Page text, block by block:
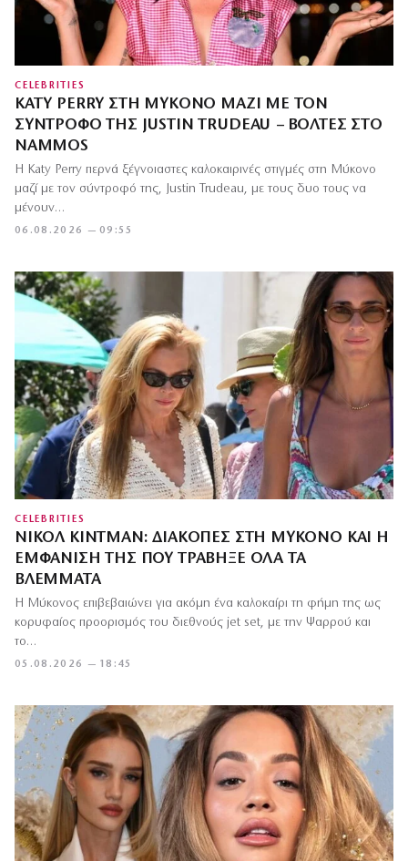
CELEBRITIES
KATY PERRY ΣΤΗ ΜΎΚΟΝΟ ΜΑΖΊ ΜΕ ΤΟΝ
ΣΎΝΤΡΟΦΌ ΤΗΣ JUSTIN TRUDEAU – ΒΌΛΤΕΣ ΣΤΟ
NAMMOS
06.08.2026 — 09:55
Η Katy Perry περνά ξέγνοιαστες καλοκαιρινές στιγμές στη Μύκονο
μαζί με τον σύντροφό της, Justin Trudeau, με τους δυο τους να
μένουν…
CELEBRITIES
ΝΙΚΌΛ ΚΊΝΤΜΑΝ: ΔΙΑΚΟΠΈΣ ΣΤΗ ΜΎΚΟΝΟ ΚΑΙ Η
ΕΜΦΆΝΙΣΉ ΤΗΣ ΠΟΥ ΤΡΆΒΗΞΕ ΌΛΑ ΤΑ
ΒΛΈΜΜΑΤΑ
05.08.2026 — 18:45
Η Μύκονος επιβεβαιώνει για ακόμη ένα καλοκαίρι τη φήμη της ως
κορυφαίος προορισμός του διεθνούς jet set, με την Ψαρρού και
το…